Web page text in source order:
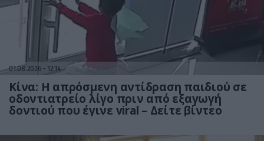
01.08.2026 12:14
Κίνα: Η απρόσμενη αντίδραση παιδιού σε
οδοντιατρείο λίγο πριν από εξαγωγή
δοντιού που έγινε viral – Δείτε βίντεο